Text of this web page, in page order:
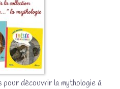
pour découvrir la mythologie à